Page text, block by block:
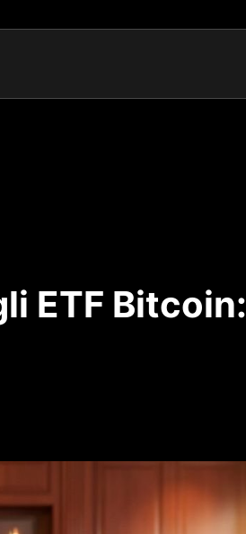
ETF Bitcoin: